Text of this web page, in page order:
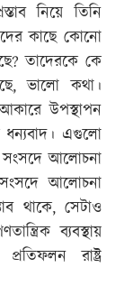
নিয়ে তিনি
কাছে কোনো
তাদেরকে কে
ভালো কথা।
উপস্থাপন
এগুলো
আলোচনা
আলোচনা
থাকে, সেটাও
ব্যবস্থায়
রাষ্ট্র